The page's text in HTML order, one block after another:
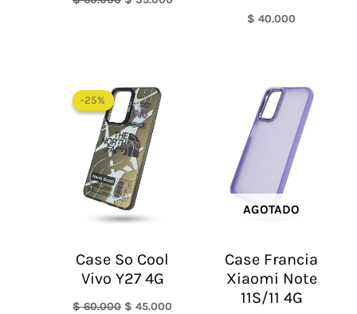
$ 40.000
-25%
-25%
Case So Cool
Vivo Y27 4G
$60.000
precio
original
era:
$ 60.000.
$ 45.000
AGOTADO
Case Francia
Xiaomi Note
11S/11 4G